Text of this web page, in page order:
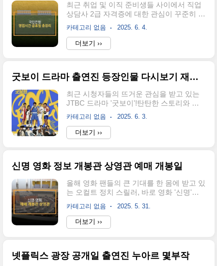
어와 전국 오프라인 매장에서 동시에 행사
가 열리므로 누구나 쉽게 참여할 수 있습니
다.✅ 뉴발란스 멤버십 가입 방법과 기본 혜
택멤버스위크 혜택을 제대로 누리기 위해선
멤버십 가입이 필수입니다.가입 방법:뉴발
용 5..
최근 취업 및 이직 준비생들 사이에서 직업
상담사 2급 자격증에 대한 관심이 꾸준히 증
가하고 있습니다.특히 청년층뿐 아니라 경
력단절 여성, 중장년층에서도 높은 수요를
보이고 있는데요.오늘은 직업상담사 2급 시
험일정부터 시험시간, 취업 전망, 난이도, 독
실직자, 학생 등 다양한 사람들에게 취업 상
하는 전문가입니다.이 외에도 고용 정보 수
집, 행정업무 수행, 전산망 관리 등 폭넓은
역할을 담당합니다.고용노동부 산하 기관,
고용안정센터, 인력은행, 청소년/여성/군인/
고령자 취업지원기관 등에서 주로 근무합니
카테고리 없음 2025. 6. 4.
더보기 ››
굿보이 드라마 출연진 등장인물 다시보기 재방송 몇부작
최근 시청자들의 뜨거운 관심을 받고 있는
JTBC 드라마 '굿보이'!탄탄한 스토리와 매
력적인 캐릭터로 입소문을 타며 인기 상승
중인데요.오늘은 '굿보이' 출연진, 재방송 시
간, 다시보기 시청 방법까지 한 번에 정리해
드립니다.⭐ 굿보이 출연진 총정리굿보이는
과 같습니다.박보검 — 윤동주 역김소현 —
종현 역허성태 — 고만식 역태원석 — 신재
홍 역이 외에도 최우진, 서현철, 정만식, 김
응수, 박철민, 한규원, 서정연, 이정하, 서재
는 조연 배우진이 드라마에 깊이를 더해주
카테고리 없음 2025. 6. 3.
더보기 ››
신명 영화 정보 개봉관 상영관 예매 개봉일
올해 영화 팬들의 큰 기대를 한 몸에 받고 있
는 오컬트 정치 스릴러, 바로 영화 '신명'이
드디어 개봉합니다.신비로운 힘과 권력, 그
리고 진실을 추적하는 이야기를 담은 이 작
품은 공개 전부터 많은 화제를 모았는데요.
이번 글에서는 '신명'의 개봉일, 개봉관, 상
계획 세우기 전에 꼭 참고하세요! ✅ 지금 바
카테고리 없음 2025. 5. 31.
더보기 ››
넷플릭스 광장 공개일 출연진 누아르 몇부작